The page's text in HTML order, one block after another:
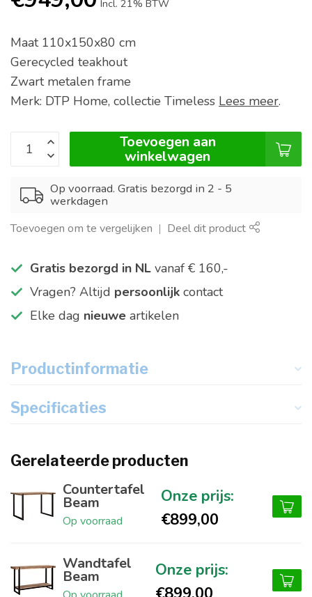
Incl. 21% BTW
Maat 110x150x80 cm
Gerecycled teakhout
Zwart metalen frame
Merk: DTP Home, collectie Timeless Lees meer.
Toevoegen aan
winkelwagen
Op voorraad. Gratis bezorgd in 2 - 5
werkdagen
Toevoegen om te vergelijken Deel dit product
Gratis bezorgd in NL vanaf € 160,-
Vragen? Altijd persoonlijk contact
Elke dag nieuwe artikelen
Productinformatie
Specificaties
Gerelateerde producten
Countertafel
Beam
Op voorraad €899,00
Wandtafel
Beam